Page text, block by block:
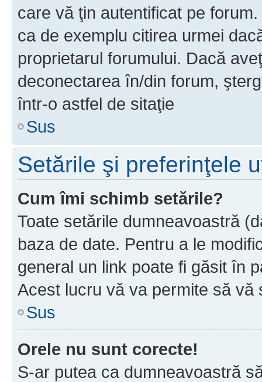
care vă ţin autentificat pe
ca de exemplu citirea urmei
proprietarul forumului. Dacă
deconectarea în/din forum,
într-o astfel de sitaţie
Sus
Setările şi preferinţele
Cum îmi schimb setările?
Toate setările dumneavoastră
baza de date. Pentru a le
general un link poate fi găsit în
Acest lucru vă va permite să
Sus
Orele nu sunt corecte!
S-ar putea ca dumneavoastră